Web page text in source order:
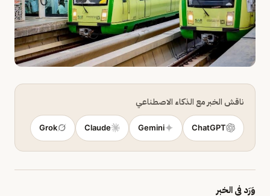
ناقش الخبر مع الذكاء الاصطناعي
ChatGPT
Gemini
Claude
Grok
وَرَد في الخبر